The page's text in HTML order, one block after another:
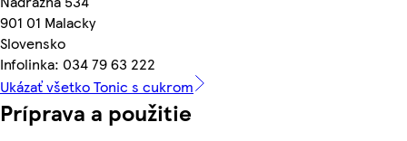
901 01 Malacky
Slovensko
Infolinka: 034 79 63 222
Ukázať všetko Tonic s cukrom
Príprava a použitie